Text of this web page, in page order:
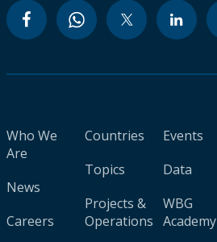
Who We
Are
News
Careers
Countries
Topics
Projects &
Operations
Events
Data
WBG
Academy